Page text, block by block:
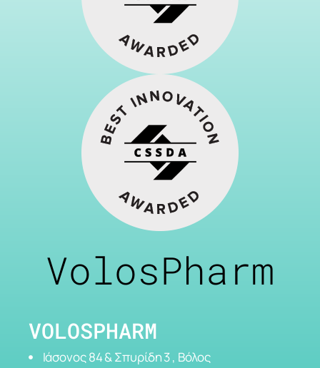
VolosPharm
VOLOSPHARM
Ιάσονος 84 & Σπυρίδη 3 , Βόλος